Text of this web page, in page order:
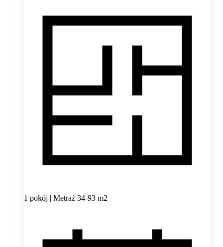
1 pokój | Metraż 34-93 m2